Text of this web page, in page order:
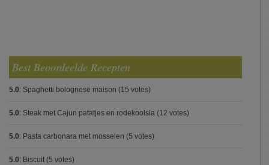
Best Beoordeelde Recepten
5.0: Spaghetti bolognese maison (15 votes)
5.0: Steak met Cajun patatjes en rodekoolsla (12 votes)
5.0: Pasta carbonara met mosselen (5 votes)
5.0: Biscuit (5 votes)